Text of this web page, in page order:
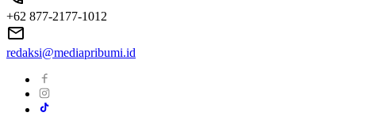
+62 877-2177-1012
redaksi@mediapribumi.id